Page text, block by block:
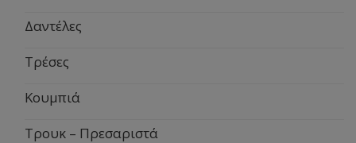
Δαντέλες
Τρέσες
Κουμπιά
Τρουκ – Πρεσαριστά